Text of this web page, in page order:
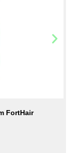
FortHair